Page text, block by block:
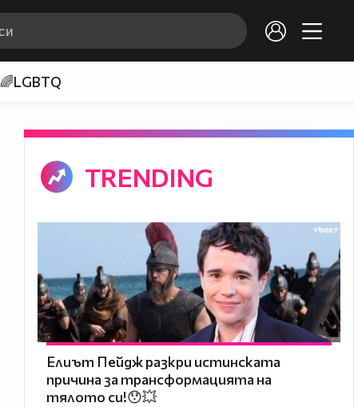
🌈LGBTQ
TRENDING
Елиът Пейдж разкри истинската
причина за трансформацията на
тялото си!😯💥